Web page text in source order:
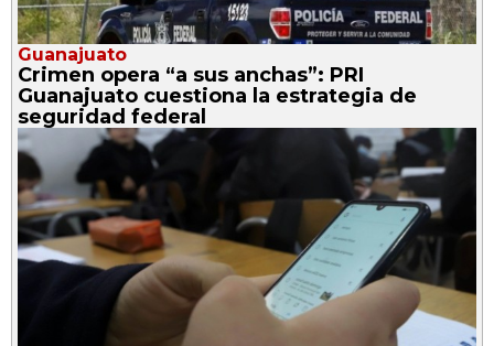
Guanajuato
Crimen opera “a sus anchas”: PRI
Guanajuato cuestiona la estrategia de
seguridad federal